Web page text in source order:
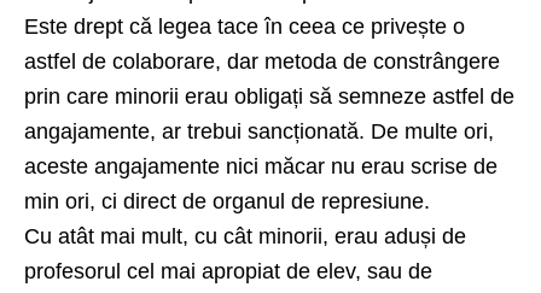
Este drept că legea tace în ceea ce privește o
astfel de colaborare, dar metoda de constrângere
prin care minorii erau obligați să semneze astfel de
angajamente, ar trebui sancționată. De multe ori,
aceste angajamente nici măcar nu erau scrise de
min ori, ci direct de organul de represiune.
Cu atât mai mult, cu cât minorii, erau aduși de
profesorul cel mai apropiat de elev, sau de